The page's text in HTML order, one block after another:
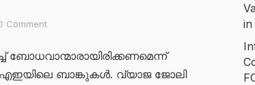
Comment
ബോധവാന്മാരായിരിക്കണമെന്ന്
ബാങ്കുകൾ. വ്യാജ ജോലി
in